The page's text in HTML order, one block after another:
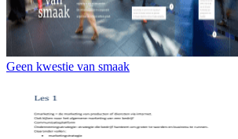
Geen kwestie van smaak